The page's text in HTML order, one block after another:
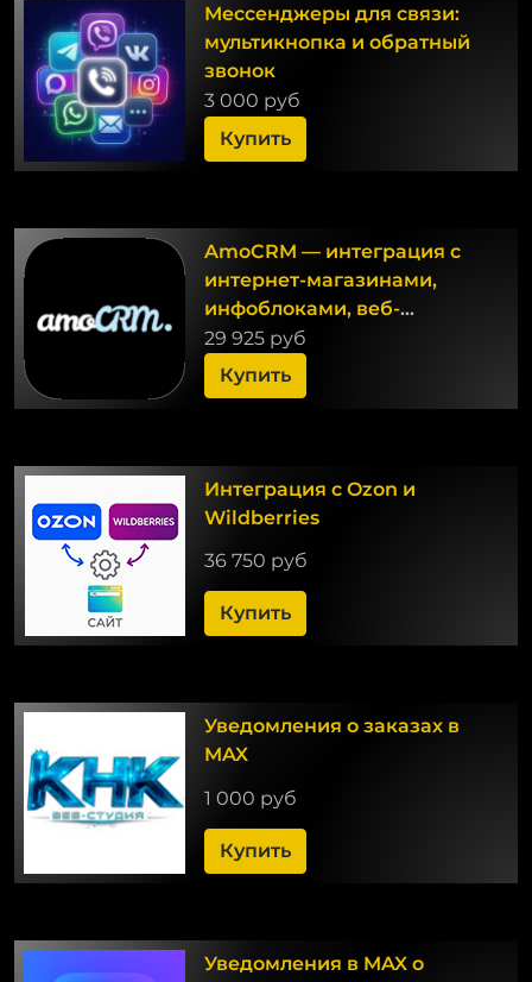
Мессенджеры для связи:
мультикнопка и обратный
звонок
3 000 руб
Купить
AmoCRM — интеграция с
интернет-магазинами,
инфоблоками, веб-
формами и почтовыми
событиями
29 925 руб
Купить
Интеграция с Ozon и
Wildberries
36 750 руб
Купить
Уведомления о заказах в
MAX
1 000 руб
Купить
Уведомления в MAX о